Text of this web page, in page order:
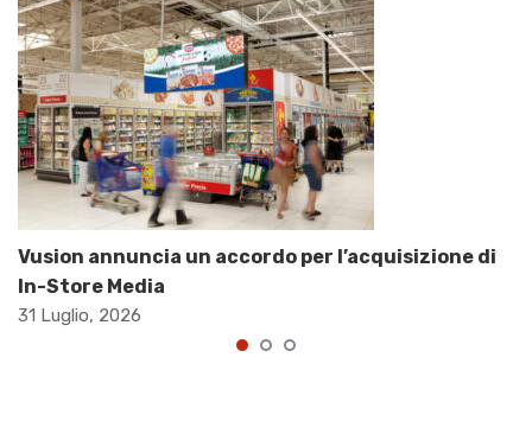
Vusion annuncia un accordo per l’acquisizione di
In-Store Media
31 Luglio, 2026